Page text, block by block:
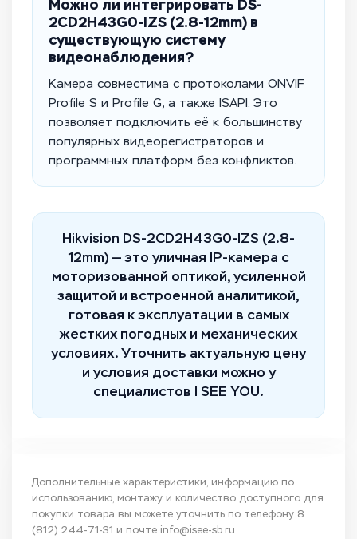
Можно ли интегрировать DS-
2CD2H43G0-IZS (2.8-12mm) в
существующую систему
видеонаблюдения?
Камера совместима с протоколами ONVIF
Profile S и Profile G, а также ISAPI. Это
позволяет подключить её к большинству
популярных видеорегистраторов и
программных платформ без конфликтов.
Hikvision DS-2CD2H43G0-IZS (2.8-
12mm) — это уличная IP-камера с
моторизованной оптикой, усиленной
защитой и встроенной аналитикой,
готовая к эксплуатации в самых
жестких погодных и механических
условиях. Уточнить актуальную цену
и условия доставки можно у
специалистов I SEE YOU.
Дополнительные характеристики, информацию по
использованию, монтажу и количество доступного для
покупки товара вы можете уточнить по телефону 8
(812) 244-71-31 и почте info@isee-sb.ru